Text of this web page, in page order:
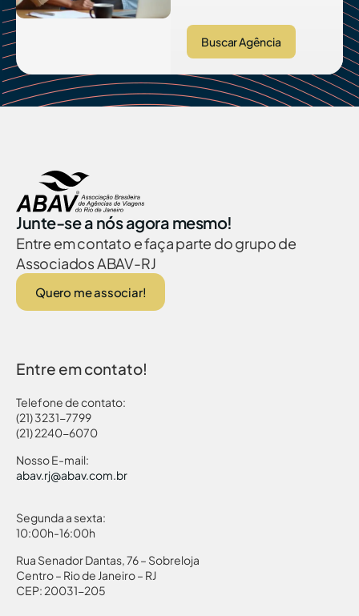
Buscar Agência
Junte-se a nós agora mesmo!
Entre em contato e faça parte do grupo de
Associados ABAV-RJ
Quero me associar!
Entre em contato!
Telefone de contato:
(21) 3231-7799
(21) 2240-6070
Nosso E-mail:
abav.rj@abav.com.br
Segunda a sexta:
10:00h-16:00h
Rua Senador Dantas, 76 – Sobreloja
Centro – Rio de Janeiro – RJ
CEP: 20031-205